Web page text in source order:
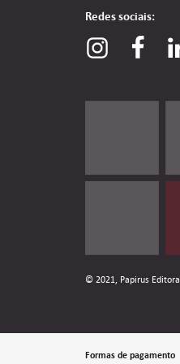
Redes sociais:
© 2021, Papirus
Formas de pagamento